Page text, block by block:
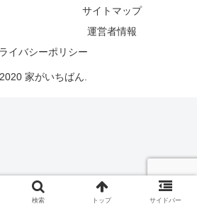
サイトマップ
運営者情報
イバシーポリシー
家がいちばん.
検索 トップ サイドバー